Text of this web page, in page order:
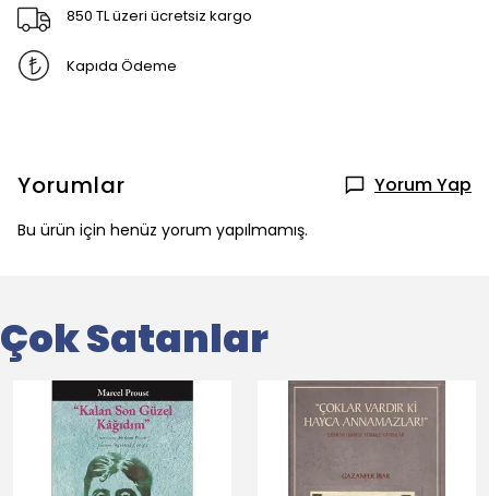
850 TL üzeri ücretsiz kargo
Kapıda Ödeme
Yorumlar Yorum Yap
Bu ürün için henüz yorum yapılmamış.
Çok Satanlar